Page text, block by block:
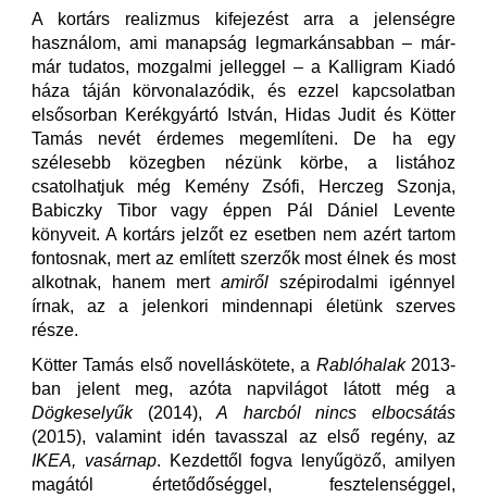
A kortárs realizmus kifejezést arra a jelenségre
használom, ami manapság legmarkánsabban – már-
már tudatos, mozgalmi jelleggel – a Kalligram Kiadó
háza táján körvonalazódik, és ezzel kapcsolatban
elsősorban Kerékgyártó István, Hidas Judit és Kötter
Tamás nevét érdemes megemlíteni. De ha egy
szélesebb közegben nézünk körbe, a listához
csatolhatjuk még Kemény Zsófi, Herczeg Szonja,
Babiczky Tibor vagy éppen Pál Dániel Levente
könyveit. A kortárs jelzőt ez esetben nem azért tartom
fontosnak, mert az említett szerzők most élnek és most
alkotnak, hanem mertamiről szépirodalmi igénnyel
írnak, az a jelenkori mindennapi életünk szerves
része.
Kötter Tamás első novelláskötete, a Rablóhalak2013-
ban jelent meg, azóta napvilágot látott még a
Dögkeselyűk (2014),A harcból nincs elbocsátás
(2015), valamint idén tavasszal az első regény, az
IKEA, vasárnap. Kezdettől fogva lenyűgöző, amilyen
magától értetődőséggel, fesztelenséggel,